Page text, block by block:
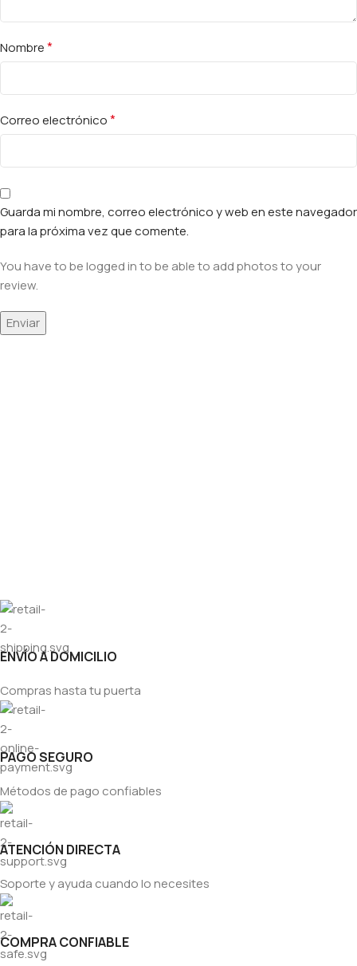
Nombre*
Correo electrónico*
Guarda mi nombre, correo electrónico y web en este navegador
para la próxima vez que comente.
You have to be logged in to be able to add photos to your
review.
ENVÍO A DOMICILIO
Compras hasta tu puerta
PAGO SEGURO
Métodos de pago confiables
ATENCIÓN DIRECTA
Soporte y ayuda cuando lo necesites
COMPRA CONFIABLE